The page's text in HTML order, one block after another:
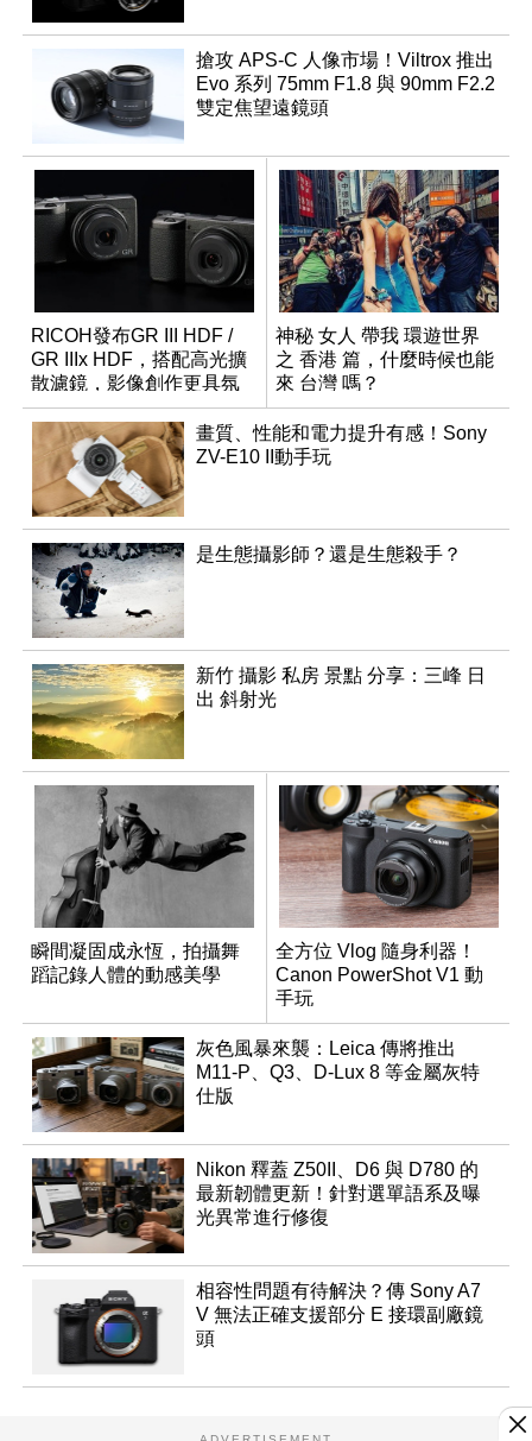
搶攻 APS-C 人像市場！Viltrox 推出
Evo 系列 75mm F1.8 與 90mm F2.2
雙定焦望遠鏡頭
RICOH發布GR III HDF /
GR IIIx HDF，搭配高光擴
散濾鏡，影像創作更具氛
圍！
神秘 女人 帶我 環遊世界
之 香港 篇，什麼時候也能
來 台灣 嗎？
畫質、性能和電力提升有感！Sony
ZV-E10 II動手玩
是生態攝影師？還是生態殺手？
新竹 攝影 私房 景點 分享：三峰 日
出 斜射光
瞬間凝固成永恆，拍攝舞
蹈記錄人體的動感美學
全方位 Vlog 隨身利器！
Canon PowerShot V1 動
手玩
灰色風暴來襲：Leica 傳將推出
M11-P、Q3、D-Lux 8 等金屬灰特
仕版
Nikon 釋蓋 Z50II、D6 與 D780 的
最新韌體更新！針對選單語系及曝
光異常進行修復
相容性問題有待解決？傳 Sony A7
V 無法正確支援部分 E 接環副廠鏡
頭